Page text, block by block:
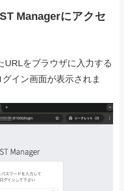
Managerにアクセ
URLをブラウザに入力する
イン画面が表示されま